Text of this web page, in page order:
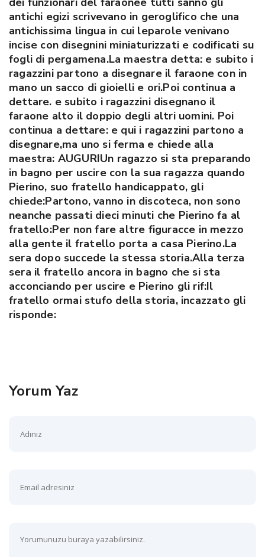
antichi egizi scrivevano in geroglifico che una
antichissima lingua in cui leparole venivano
incise con disegnini miniaturizzati e codificati su
fogli di pergamena.La maestra detta: e subito i
ragazzini partono a disegnare il faraone con in
mano un sacco di gioielli e ori.Poi continua a
dettare. e subito i ragazzini disegnano il
faraone alto il doppio degli altri uomini. Poi
continua a dettare: e qui i ragazzini partono a
disegnare,ma uno si ferma e chiede alla
maestra: AUGURIUn ragazzo si sta preparando
in bagno per uscire con la sua ragazza quando
Pierino, suo fratello handicappato, gli
chiede:Partono, vanno in discoteca, non sono
neanche passati dieci minuti che Pierino fa al
fratello:Per non fare altre figuracce in mezzo
alla gente il fratello porta a casa Pierino.La
sera dopo succede la stessa storia.Alla terza
sera il fratello ancora in bagno che si sta
acconciando per uscire e Pierino gli rif:Il
fratello ormai stufo della storia, incazzato gli
risponde:
Yorum Yaz